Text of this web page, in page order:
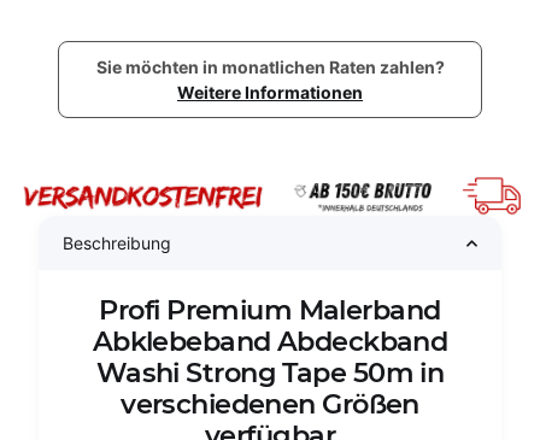
Sie möchten in monatlichen Raten zahlen?
Weitere Informationen
Beschreibung
Profi Premium Malerband
Abklebeband Abdeckband
Washi Strong Tape 50m in
verschiedenen Größen